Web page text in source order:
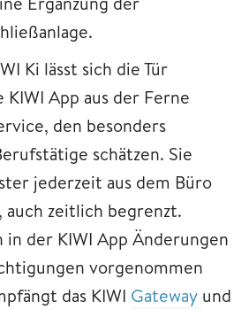
Ki lässt sich die Tür
App aus der Ferne
den besonders
schätzen. Sie
jederzeit aus dem Büro
zeitlich begrenzt.
in der KIWI App Änderungen
vorgenommen
das KIWI Gateway und